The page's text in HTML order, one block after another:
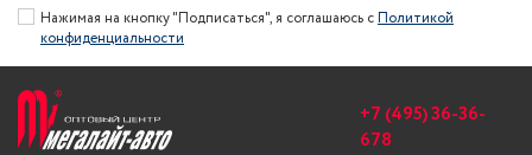
Нажимая на кнопку "Подписаться", я соглашаюсь сПолитикой
конфиденциальности
+7 (495) 36-36-
678